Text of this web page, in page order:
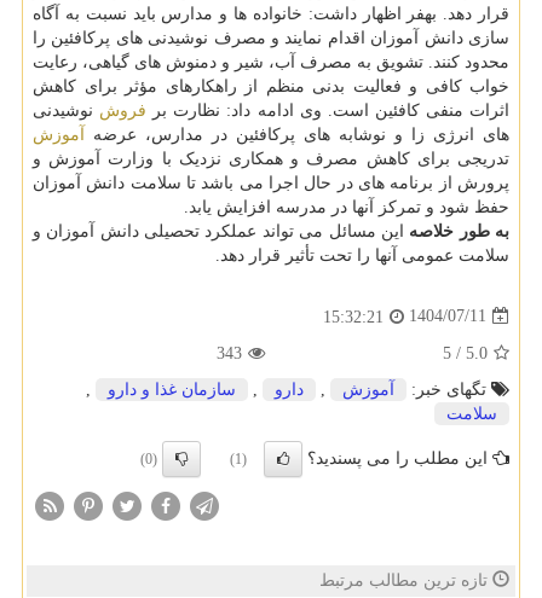
قرار دهد. بهفر اظهار داشت: خانواده ها و مدارس باید نسبت به آگاه
سازی دانش آموزان اقدام نمایند و مصرف نوشیدنی های پرکافئین را
محدود کنند. تشویق به مصرف آب، شیر و دمنوش های گیاهی، رعایت
خواب کافی و فعالیت بدنی منظم از راهکارهای مؤثر برای کاهش
اثرات منفی کافئین است. وی ادامه داد: نظارت بر فروش نوشیدنی
های انرژی زا و نوشابه های پرکافئین در مدارس، عرضه آموزش
تدریجی برای کاهش مصرف و همکاری نزدیک با وزارت آموزش و
پرورش از برنامه های در حال اجرا می باشد تا سلامت دانش آموزان
حفظ شود و تمرکز آنها در مدرسه افزایش یابد.
به طور خلاصه این مسائل می تواند عملکرد تحصیلی دانش آموزان و
سلامت عمومی آنها را تحت تأثیر قرار دهد.
1404/07/11
15:32:21
5.0
/
5
343
تگهای خبر:
آموزش دارو سازمان غذا و دارو
سلامت
این مطلب را می پسندید؟ (1)
(0)
تازه ترین مطالب مرتبط